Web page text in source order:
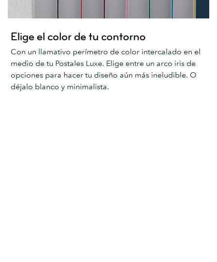
Elige el color de tu contorno
Con un llamativo perímetro de color intercalado en el
medio de tu Postales Luxe. Elige entre un arco iris de
opciones para hacer tu diseño aún más ineludible. O
déjalo blanco y minimalista.